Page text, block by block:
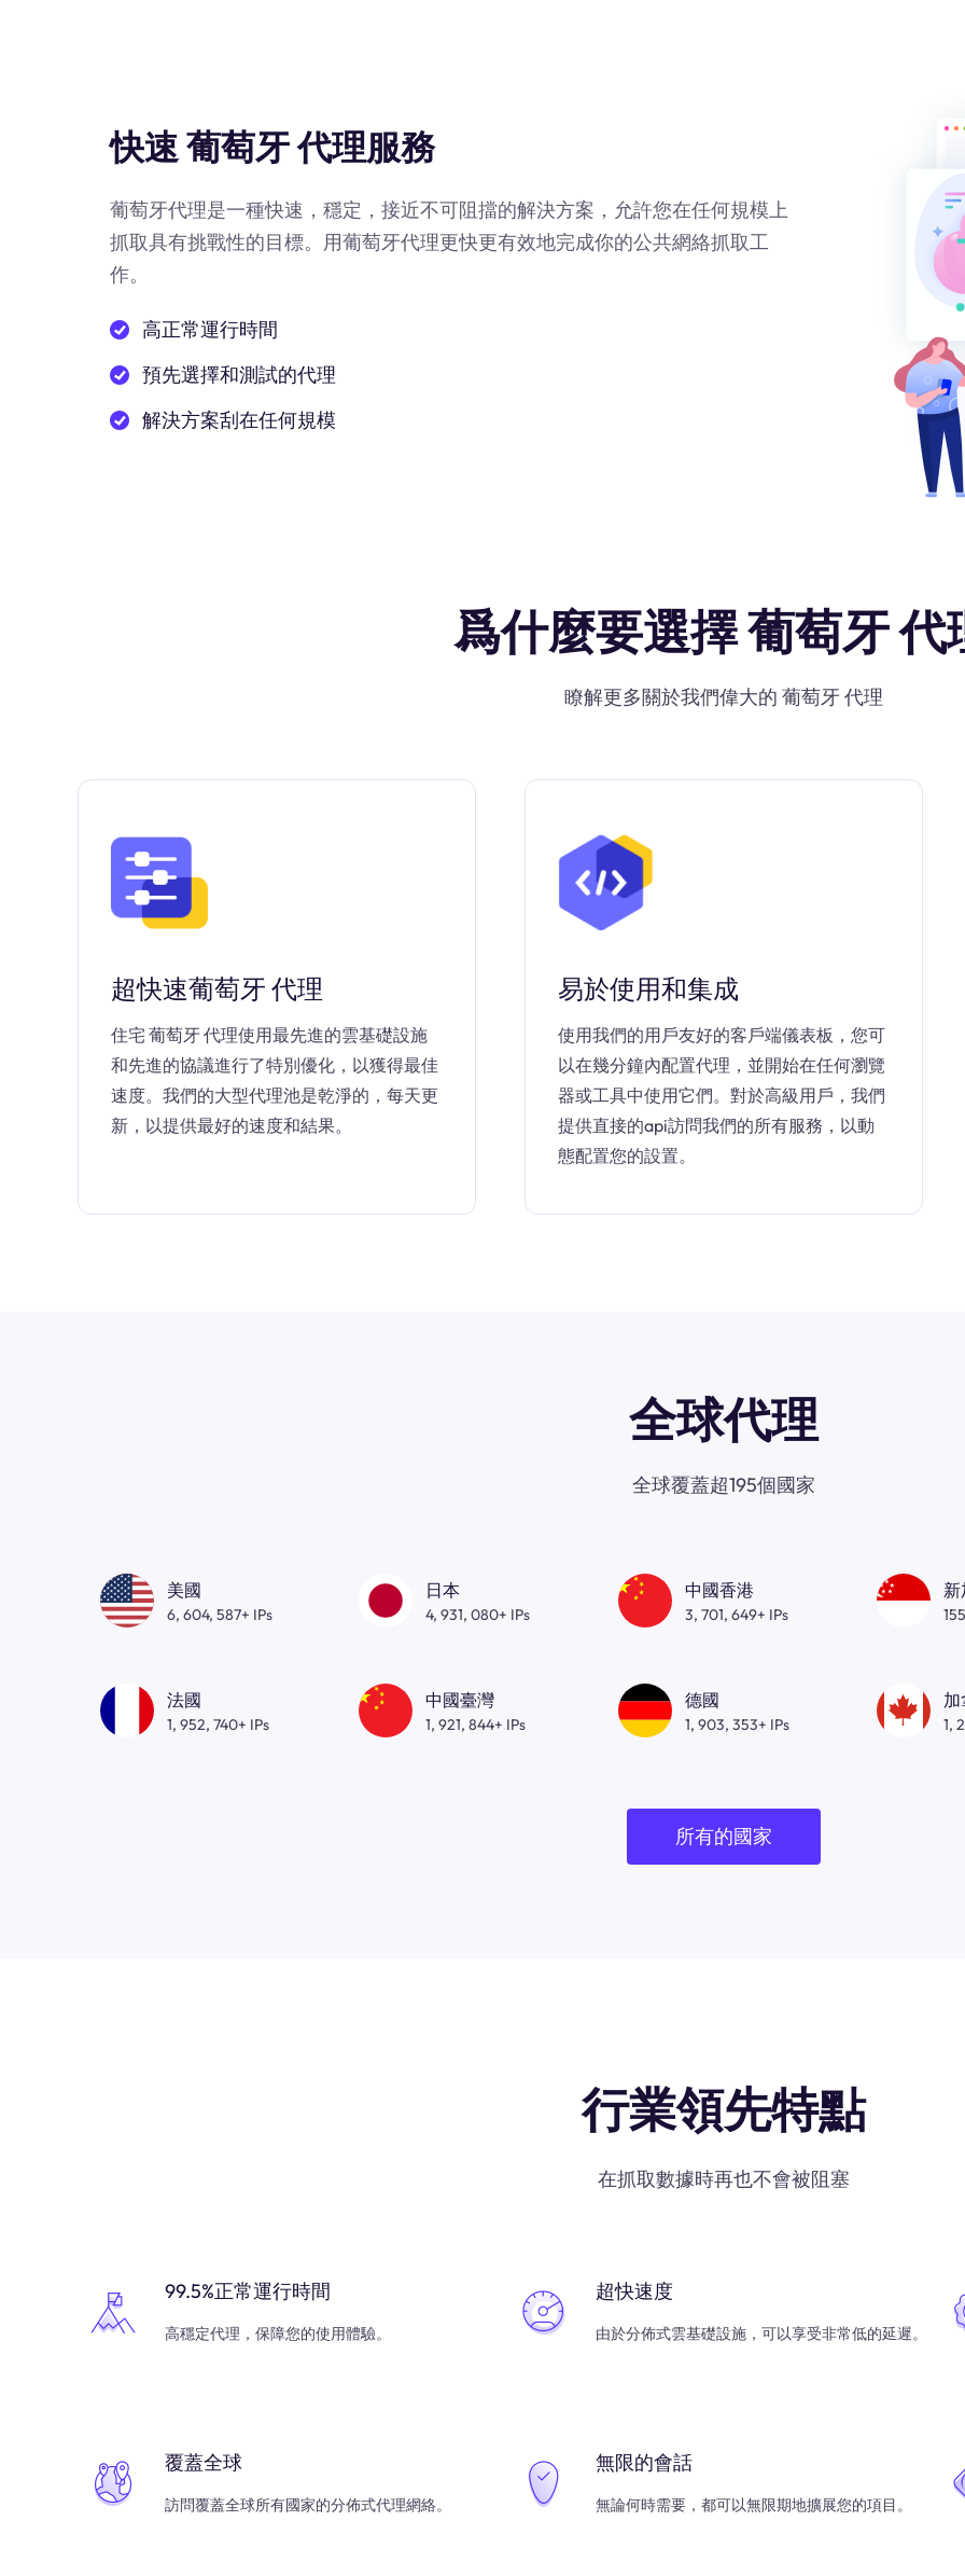
快速 葡萄牙 代理服務
葡萄牙代理是一種快速，穩定，接近不可阻擋的解決方案，允許您在任何規模上
抓取具有挑戰性的目標。用葡萄牙代理更快更有效地完成你的公共網絡抓取工
作。
高正常運行時間
預先選擇和測試的代理
解決方案刮在任何規模
爲什麼要選擇 葡萄牙 代
瞭解更多關於我們偉大的 葡萄牙 代理
超快速葡萄牙 代理
住宅 葡萄牙 代理使用最先進的雲基礎設施
和先進的協議進行了特別優化，以獲得最佳
速度。我們的大型代理池是乾淨的，每天更
新，以提供最好的速度和結果。
易於使用和集成
使用我們的用戶友好的客戶端儀表板，您可
以在幾分鐘內配置代理，並開始在任何瀏覽
器或工具中使用它們。對於高級用戶，我們
提供直接的api訪問我們的所有服務，以動
態配置您的設置。
全球代理
全球覆蓋超195個國家
美國
6, 604, 587+ IPs
日本
4, 931, 080+ IPs
中國香港
3, 701, 649+ IPs
新
法國
1, 952, 740+ IPs
中國臺灣
1, 921, 844+ IPs
德國
1, 903, 353+ IPs
加
1,
所有的國家
行業領先特點
在抓取數據時再也不會被阻塞
99.5%正常運行時間
高穩定代理，保障您的使用體驗。
超快速度
由於分佈式雲基礎設施，可以享受非常低的延遲。
覆蓋全球
訪問覆蓋全球所有國家的分佈式代理網絡。
無限的會話
無論何時需要，都可以無限期地擴展您的項目。